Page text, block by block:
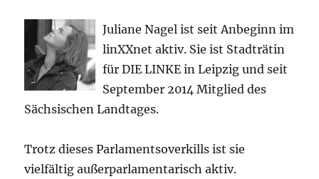
Juliane Nagel ist seit Anbeginn im
linXXnet aktiv. Sie ist Stadträtin
für DIE LINKE in Leipzig und seit
September 2014 Mitglied des
Sächsischen Landtages.
Trotz dieses Parlamentsoverkills ist sie
vielfältig außerparlamentarisch aktiv.